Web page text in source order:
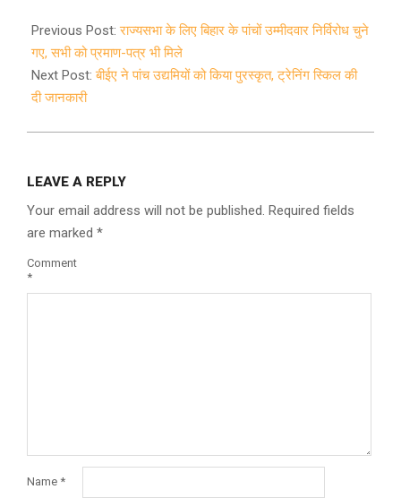
03-
18
Previous Post:राज्यसभा के लिए बिहार के पांचों उम्मीदवार निर्विरोध चुने
गए, सभी को प्रमाण-पत्र भी मिले
Next Post:बीईए ने पांच उद्यमियों को किया पुरस्कृत, ट्रेनिंग स्किल की
दी जानकारी
LEAVE A REPLY
Your email address will not be published. Required fields
are marked *
Comment
*
Name *